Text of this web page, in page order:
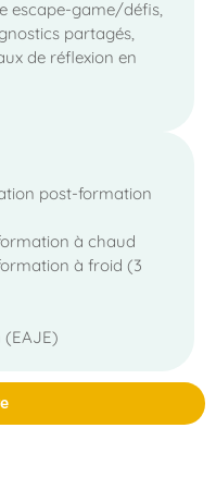
escape-game/défis,
partagés,
de réflexion en
post-formation
à chaud
à froid (3